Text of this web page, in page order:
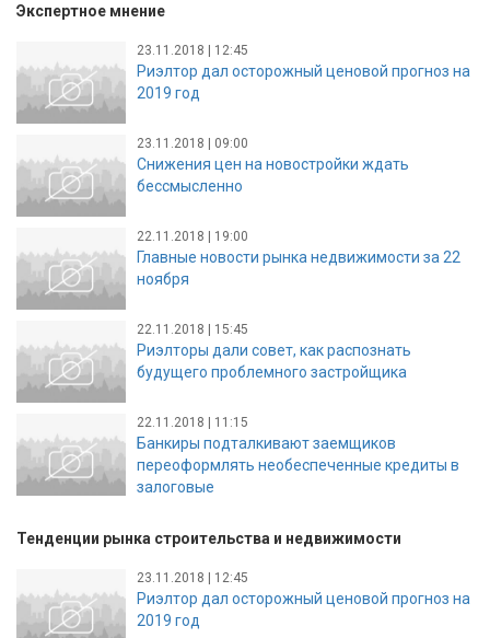
Экспертное мнение
23.11.2018 | 12:45
Риэлтор дал осторожный ценовой прогноз на
2019 год
23.11.2018 | 09:00
Снижения цен на новостройки ждать
бессмысленно
22.11.2018 | 19:00
Главные новости рынка недвижимости за 22
ноября
22.11.2018 | 15:45
Риэлторы дали совет, как распознать
будущего проблемного застройщика
22.11.2018 | 11:15
Банкиры подталкивают заемщиков
переоформлять необеспеченные кредиты в
залоговые
Тенденции рынка строительства и недвижимости
23.11.2018 | 12:45
Риэлтор дал осторожный ценовой прогноз на
2019 год